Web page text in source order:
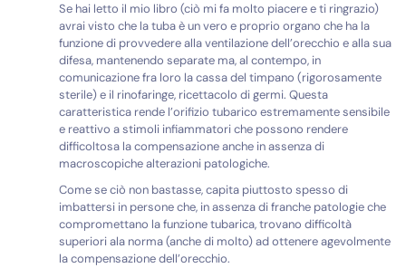
Se hai letto il mio libro (ciò mi fa molto piacere e ti ringrazio)
avrai visto che la tuba è un vero e proprio organo che ha la
funzione di provvedere alla ventilazione dell’orecchio e alla sua
difesa, mantenendo separate ma, al contempo, in
comunicazione fra loro la cassa del timpano (rigorosamente
sterile) e il rinofaringe, ricettacolo di germi. Questa
caratteristica rende l’orifizio tubarico estremamente sensibile
e reattivo a stimoli infiammatori che possono rendere
difficoltosa la compensazione anche in assenza di
macroscopiche alterazioni patologiche.
Come se ciò non bastasse, capita piuttosto spesso di
imbattersi in persone che, in assenza di franche patologie che
compromettano la funzione tubarica, trovano difficoltà
superiori ala norma (anche di molto) ad ottenere agevolmente
la compensazione dell’orecchio.